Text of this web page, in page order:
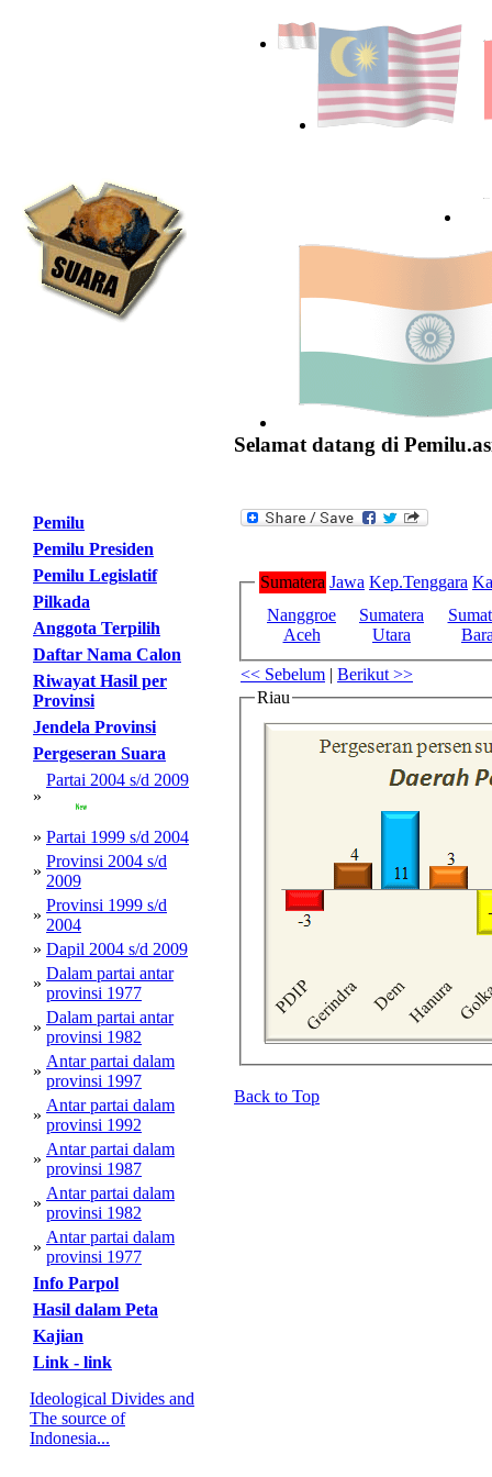
Selamat datang di
Pemilu
Pemilu Presiden
Pemilu Legislatif
Pilkada
Anggota Terpilih
Daftar Nama Calon
Riwayat Hasil per
Provinsi
Jendela Provinsi
Pergeseran Suara
»
Partai 2004 s/d 2009
» Partai 1999 s/d 2004
»
Provinsi 2004 s/d
2009
»
Provinsi 1999 s/d
2004
» Dapil 2004 s/d 2009
»
Dalam partai antar
provinsi 1977
»
Dalam partai antar
provinsi 1982
»
Antar partai dalam
provinsi 1997
»
Antar partai dalam
provinsi 1992
»
Antar partai dalam
provinsi 1987
»
Antar partai dalam
provinsi 1982
»
Antar partai dalam
provinsi 1977
Info Parpol
Hasil dalam Peta
Kajian
Link - link
Ideological Divides and
The source of
Indonesia...
Sumatera Jawa Kep.Tenggara
Nanggroe
Aceh
Sumatera
Utara
<< Sebelum | Berikut >>
Riau
Back to Top